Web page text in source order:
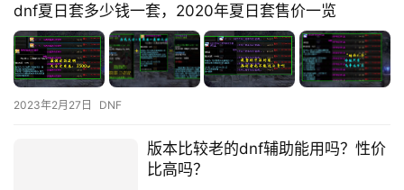
dnf夏日套多少钱一套，2020年夏日套售价一览
2023年2月27日 DNF
版本比较老的dnf辅助能用吗？性价
比高吗？